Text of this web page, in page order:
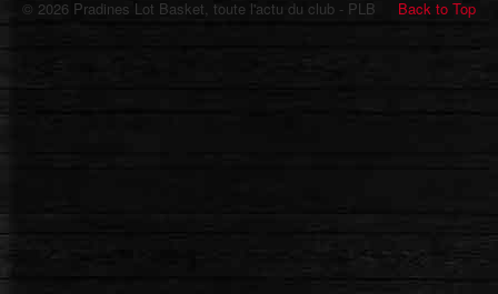
Back to Top
© 2026 Pradines Lot Basket, toute l'actu du club - PLB